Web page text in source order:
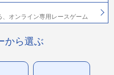
オンライン専用レースゲーム
から選ぶ